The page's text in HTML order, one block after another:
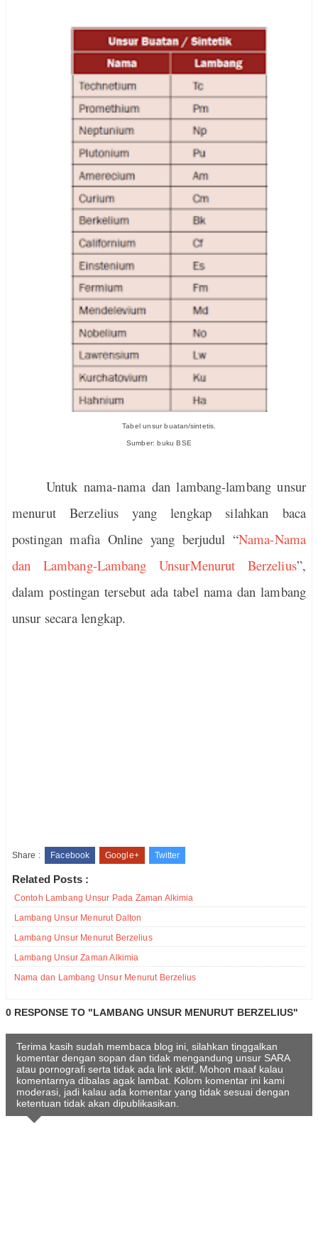
Tabel unsur buatan/sintetis.
Sumber: buku BSE
Untuk nama-nama dan lambang-lambang unsur
menurut Berzelius yang lengkap silahkan baca
postingan mafia Online yang berjudul “Nama-Nama
dan Lambang-Lambang UnsurMenurut Berzelius”,
dalam postingan tersebut ada tabel nama dan lambang
unsur secara lengkap.
Share : Facebook Google+ Twitter
Related Posts :
Contoh Lambang Unsur Pada Zaman Alkimia
Lambang Unsur Menurut Dalton
Lambang Unsur Menurut Berzelius
Lambang Unsur Zaman Alkimia
Nama dan Lambang Unsur Menurut Berzelius
0 RESPONSE TO "LAMBANG UNSUR MENURUT BERZELIUS"
Terima kasih sudah membaca blog ini, silahkan tinggalkan
komentar dengan sopan dan tidak mengandung unsur SARA
atau pornografi serta tidak ada link aktif. Mohon maaf kalau
komentarnya dibalas agak lambat. Kolom komentar ini kami
moderasi, jadi kalau ada komentar yang tidak sesuai dengan
ketentuan tidak akan dipublikasikan.